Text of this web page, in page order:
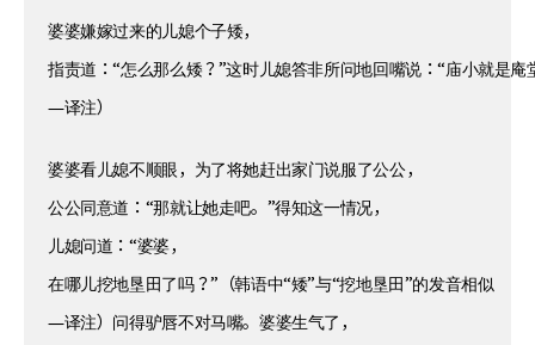
婆婆嫌嫁过来的儿媳个子矮，
指责道：“怎么那么矮？”这时儿媳答非所问地回嘴说：“庙小就是
—译注）
婆婆看儿媳不顺眼，为了将她赶出家门说服了公公，
公公同意道：“那就让她走吧。”得知这一情况，
儿媳问道：“婆婆，
在哪儿挖地垦田了吗？”（韩语中“矮”与“挖地垦田”的发音相似
—译注）问得驴唇不对马嘴。婆婆生气了，